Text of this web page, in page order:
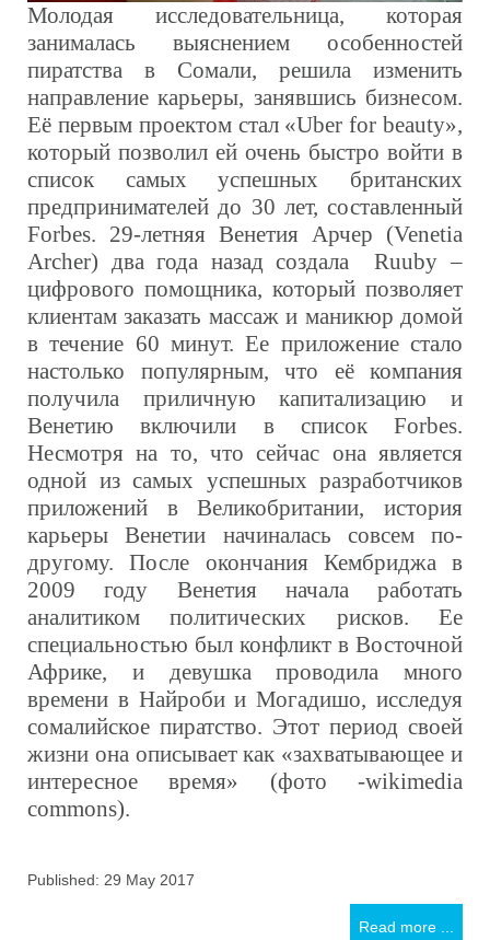
Молодая исследовательница, которая
занималась выяснением особенностей
пиратства в Сомали, решила изменить
направление карьеры, занявшись бизнесом.
Её первым проектом стал «Uber for beauty»,
который позволил ей очень быстро войти в
список самых успешных британских
предпринимателей до 30 лет, составленный
Forbes. 29-летняя Венетия Арчер (Venetia
Archer) два года назад создала Ruuby –
цифрового помощника, который позволяет
клиентам заказать массаж и маникюр домой
в течение 60 минут. Ее приложение стало
настолько популярным, что её компания
получила приличную капитализацию и
Венетию включили в список Forbes.
Несмотря на то, что сейчас она является
одной из самых успешных разработчиков
приложений в Великобритании, история
карьеры Венетии начиналась совсем по-
другому.
После окончания Кембриджа в
2009 году Венетия начала работать
аналитиком политических рисков. Ее
специальностью был конфликт в Восточной
Африке, и девушка проводила много
времени в Найроби и Могадишо, исследуя
сомалийское пиратство. Этот период своей
жизни она описывает как «захватывающее и
интересное время» (фото -wikimedia
commons).
Published: 29 May 2017
Read more ...